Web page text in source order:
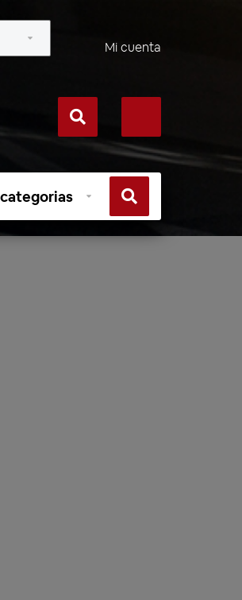
Mi cuenta